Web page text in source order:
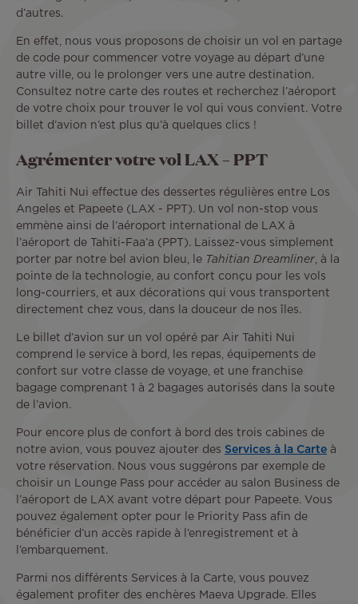
d’autres.
En effet, nous vous proposons de choisir un vol en partage
de code pour commencer votre voyage au départ d’une
autre ville, ou le prolonger vers une autre destination.
Consultez notre carte des routes et recherchez l’aéroport
de votre choix pour trouver le vol qui vous convient. Votre
billet d’avion n’est plus qu’à quelques clics !
Agrémenter votre vol LAX – PPT
Air Tahiti Nui effectue des dessertes régulières entre Los
Angeles et Papeete (LAX - PPT). Un vol non-stop vous
emmène ainsi de l’aéroport international de LAX à
l’aéroport de Tahiti-Faa’a (PPT). Laissez-vous simplement
porter par notre bel avion bleu, le Tahitian Dreamliner , à la
pointe de la technologie, au confort conçu pour les vols
long-courriers, et aux décorations qui vous transportent
directement chez vous, dans la douceur de nos îles.
Le billet d’avion sur un vol opéré par Air Tahiti Nui
comprend le service à bord, les repas, équipements de
confort sur votre classe de voyage, et une franchise
bagage comprenant 1 à 2 bagages autorisés dans la soute
de l’avion.
Pour encore plus de confort à bord des trois cabines de
notre avion, vous pouvez ajouter des Services à la Carte à
votre réservation. Nous vous suggérons par exemple de
choisir un Lounge Pass pour accéder au salon Business de
l’aéroport de LAX avant votre départ pour Papeete. Vous
pouvez également opter pour le Priority Pass afin de
bénéficier d’un accès rapide à l’enregistrement et à
l’embarquement.
Parmi nos différents Services à la Carte, vous pouvez
également profiter des enchères Maeva Upgrade. Elles